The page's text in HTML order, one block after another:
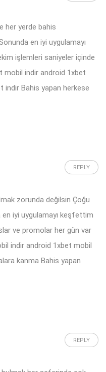
her yerde bahis
en iyi uygulamayı
işlemleri saniyeler içinde
mobil indir android 1xbet
indir Bahis yapan herkese
REPLY
zorunda değilsin Çoğu
iyi uygulamayı keşfettim
ve promolar her gün var
indir android 1xbet mobil
kanma Bahis yapan
REPLY